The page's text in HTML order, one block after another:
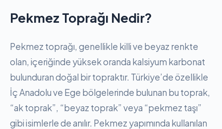
Pekmez Toprağı Nedir?
Pekmez toprağı, genellikle killi ve beyaz renkte
olan, içeriğinde yüksek oranda kalsiyum karbonat
bulunduran doğal bir topraktır. Türkiye’de özellikle
İç Anadolu ve Ege bölgelerinde bulunan bu toprak,
“ak toprak”, “beyaz toprak” veya “pekmez taşı”
gibi isimlerle de anılır. Pekmez yapımında kullanılan